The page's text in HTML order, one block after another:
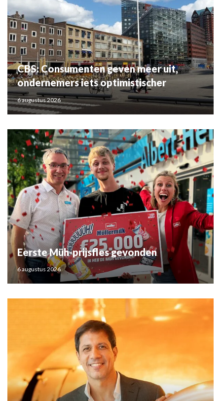
CBS: Consumenten geven meer uit,
ondernemers iets optimistischer
6 augustus 2026
Eerste Müh-prijsfles gevonden
6 augustus 2026